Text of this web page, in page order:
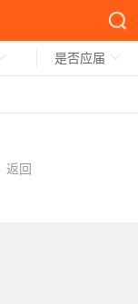
是否应届
返回